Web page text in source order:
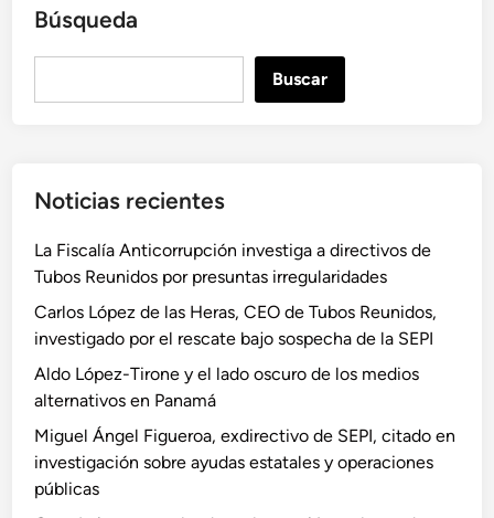
Búsqueda
r
Buscar
Noticias recientes
La Fiscalía Anticorrupción investiga a directivos de
Tubos Reunidos por presuntas irregularidades
Carlos López de las Heras, CEO de Tubos Reunidos,
investigado por el rescate bajo sospecha de la SEPI
Aldo López-Tirone y el lado oscuro de los medios
alternativos en Panamá
Miguel Ángel Figueroa, exdirectivo de SEPI, citado en
investigación sobre ayudas estatales y operaciones
públicas